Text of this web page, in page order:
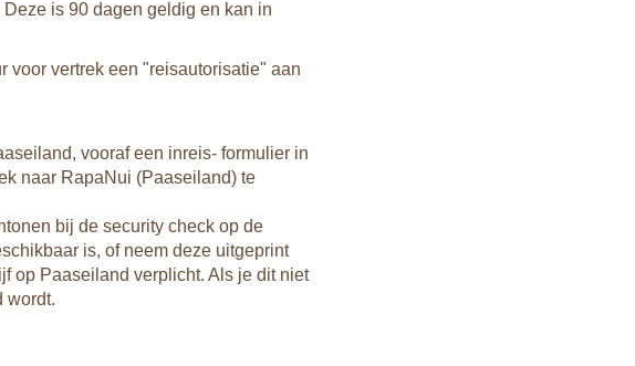
is 90 dagen geldig en kan in
voor vertrek een "reisautorisatie" aan
vooraf een inreis- formulier in
naar RapaNui (Paaseiland) te
bij de security check op de
is, of neem deze uitgeprint
op Paaseiland verplicht. Als je dit niet
wordt.